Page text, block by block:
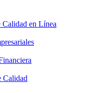
en Línea
Calidad